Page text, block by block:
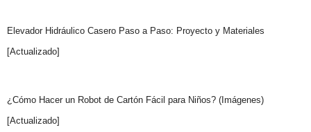
Elevador Hidráulico Casero Paso a Paso: Proyecto y Materiales
[Actualizado]
¿Cómo Hacer un Robot de Cartón Fácil para Niños? (Imágenes)
[Actualizado]